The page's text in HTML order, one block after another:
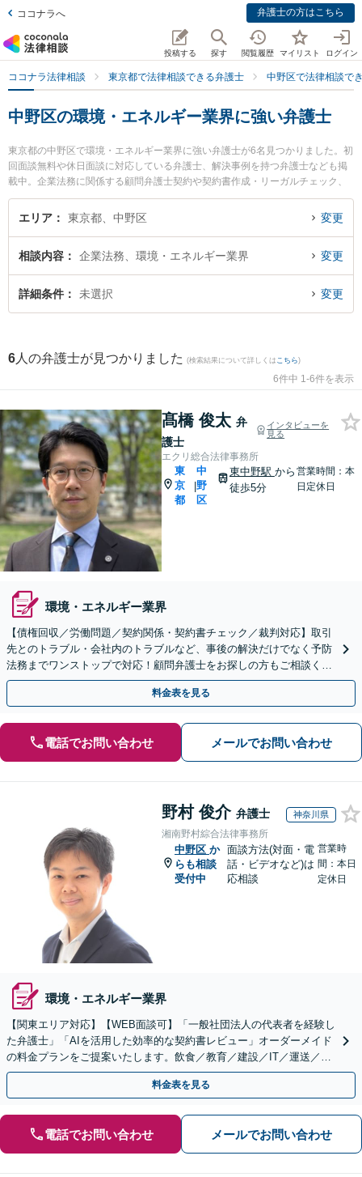
ココナラへ 弁護士の方はこちら
投稿する 探す 閲覧履歴 マイリスト ログイン
ココナラ法律相談 東京都で法律相談できる弁護士 中野区で法律相談で
中野区の環境・エネルギー業界に強い弁護士
東京都の中野区で環境・エネルギー業界に強い弁護士が6名見つかりました。初
回面談無料や休日面談に対応している弁護士、解決事例を持つ弁護士なども掲
載中。企業法務に関係する顧問弁護士契約や契約書作成・リーガルチェック、
雇用契約書・就業規則作成等の細かな分野での絞り込み検索もでき便利です。
特にエクリ総合法律事務所の髙橋 俊太弁護士や東京中野法律事務所の須藤 晃海
エネルギー業界のトラブルを今すぐに弁護士に相談したい』『環境・エネルギ
ー業界のトラブル解決の実績豊富な近くの弁護士を検索したい』『初回相談無
料で環境・エネルギー業界を法律相談できる中野区内の弁護士に相談予約した
エリア 東京都、中野区 変更
相談内容 企業法務、環境・エネルギー業界 変更
詳細条件 未選択 変更
6 人の弁護士が見つかりました (検索結果について詳しくは こちら)
6件中 1-6件を表示
髙橋 俊太 弁
護士
インタビューを
見る
エクリ総合法律事務所
東
京
都
|
中
野
区
東中野駅 から
徒歩5分
営業時間：本
日定休日
環境・エネルギー業界
【債権回収／労働問題／契約関係・契約書チェック／裁判対応】取引
先とのトラブル・会社内のトラブルなど、事後の解決だけでなく予防
法務までワンストップで対応！顧問弁護士をお探しの方もご相談くだ
さい！【顧問経験豊富】【個別案件も対応OK】
料金表を見る
電話でお問い合わせ メールでお問い合わせ
野村 俊介 弁護士 神奈川県
湘南野村綜合法律事務所
中野区 か
らも相談
受付中
面談方法(対面・電
話・ビデオなど)は
応相談
営業時
間：本日
定休日
環境・エネルギー業界
【関東エリア対応】【WEB面談可】「一般社団法人の代表者を経験し
た弁護士」「AIを活用した効率的な契約書レビュー」オーダーメイド
の料金プランをご提案いたします。飲食／教育／建設／IT／運送／不
動産／メーカー／社会福祉法人など幅広い業界に対応
料金表を見る
電話でお問い合わせ メールでお問い合わせ